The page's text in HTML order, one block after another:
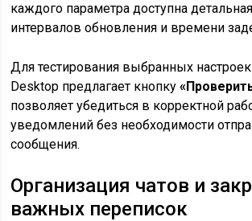
каждого параметра доступна
интервалов обновления и времени
Для тестирования выбранных
Desktop предлагает кнопку
позволяет убедиться в корректной
уведомлений без необходимости
сообщения.
Организация чатов и
важных переписок